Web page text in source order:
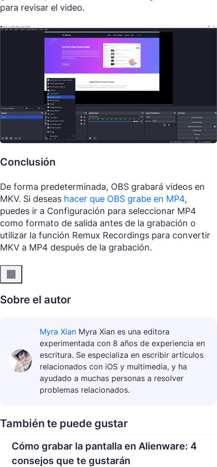
para revisar el video.
Conclusión
De forma predeterminada, OBS grabará videos en
MKV. Si deseas hacer que OBS grabe en MP4,
puedes ir a Configuración para seleccionar MP4
como formato de salida antes de la grabación o
utilizar la función Remux Recordings para convertir
MKV a MP4 después de la grabación.
Sobre el autor
Myra Xian Myra Xian es una editora
experimentada con 8 años de experiencia en
escritura. Se especializa en escribir artículos
relacionados con iOS y multimedia, y ha
ayudado a muchas personas a resolver
problemas relacionados.
También te puede gustar
Cómo grabar la pantalla en Alienware: 4
consejos que te gustarán